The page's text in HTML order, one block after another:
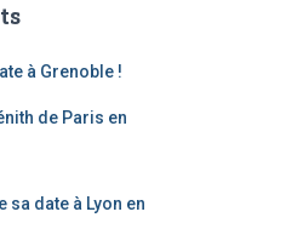
à Grenoble !
de Paris en
sa date à Lyon en